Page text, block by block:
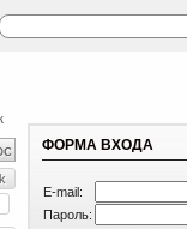
ФОРМА ВХОДА
E-mail:
Пароль: